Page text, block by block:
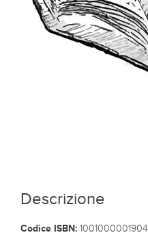
Descrizione
Codice ISBN: 1001000001904